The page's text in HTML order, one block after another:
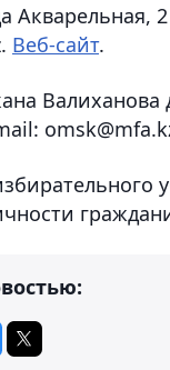
Акварельная,
Веб-сайт.
Валиханова